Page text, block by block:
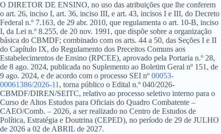
O DIRETOR DE ENSINO, no uso das atribuições que lhe conferem
o art. 26, inciso I, art. 36, inciso III, e art. 43, incisos I e III, do Decreto
Federal n.º 7.163, de 29 abr. 2010, que regulamenta o art. 10-B, inciso
I, da Lei n.º 8.255, de 20 nov. 1991, que dispõe sobre a organização
básica do CBMDF; combinado com os arts. 44 a 50, das Seções I e II
do Capítulo IX, do Regulamento dos Preceitos Comuns aos
Estabelecimentos de Ensino (RPCEE), aprovado pela Portaria n.º 28,
de 8 ago. 2024, publicada no Suplemento ao Boletim Geral nº 151, de
9 ago. 2024, e de acordo com o processo SEI nº 00053-
00061386/2026-11, torna público o Edital n.º 040/2026-
CBMDF/DIREN/SEITC, relativo ao processo seletivo interno para o
Curso de Altos Estudos para Oficiais do Quadro Combatente –
CAEO/Comb. – 2026, a ser realizado no Centro de Estudos de
Política, Estratégia e Doutrina (CEPED), no período de 29 de JULHO
de 2026 a 02 de ABRIL de 2027.